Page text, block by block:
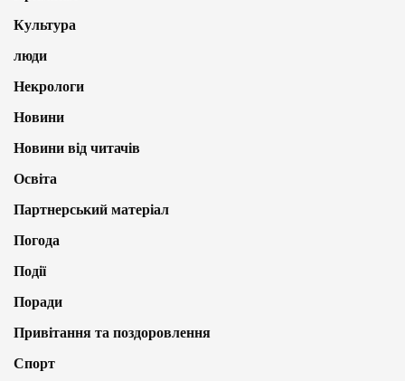
Культура
люди
Некрологи
Новини
Новини від читачів
Освіта
Партнерський матеріал
Погода
Події
Поради
Привітання та поздоровлення
Спорт